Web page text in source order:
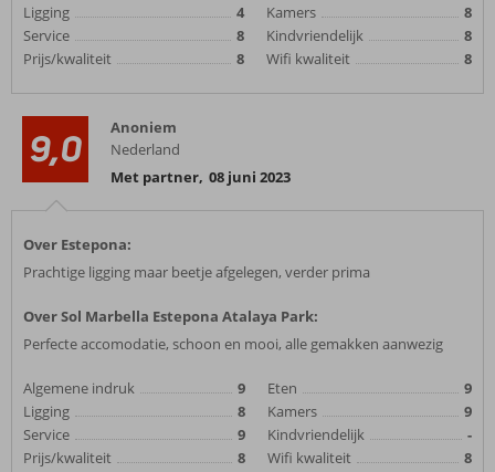
Ligging
4
Service
8
Prijs/kwaliteit
8
Kamers
8
Kindvriendelijk
8
Wifi kwaliteit
8
9,0
Anoniem
Nederland
Met partner, 08 juni 2023
Over Estepona:
Prachtige ligging maar beetje afgelegen, verder prima
Over Sol Marbella Estepona Atalaya Park:
Perfecte accomodatie, schoon en mooi, alle gemakken aanwezig
Algemene indruk
9
Ligging
8
Service
9
Prijs/kwaliteit
8
Eten
9
Kamers
9
Kindvriendelijk
-
Wifi kwaliteit
8